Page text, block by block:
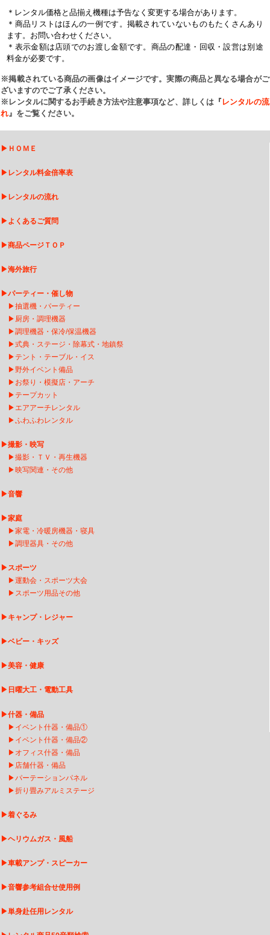
＊レンタル価格と品揃え機種は予告なく変更する場合があります。
＊商品リストはほんの一例です。掲載されていないものもたくさんあり
ます。お問い合わせください。
＊表示金額は店頭でのお渡し金額です。商品の配達・回収・設営は別途
料金が必要です。
※掲載されている商品の画像はイメージです。実際の商品と異なる場合がご
ざいますのでご了承ください。
※レンタルに関するお手続き方法や注意事項など、詳しくは『 レンタルの流
れ』をご覧ください。
▶ ＨＯＭＥ
▶ レンタル料金倍率表
▶ レンタルの流れ
▶よくあるご質問
▶商品ページＴＯＰ
▶海外旅行
▶パーティー・催し物
▶抽選機・パーティー
▶ 厨房・調理機器
▶調理機器・保冷/保温機器
▶式典・ステージ・除幕式・地鎮祭
▶ テント・テーブル・イス
▶野外イベント備品
▶ お祭り・模擬店・アーチ
▶ テープカット
▶ エアアーチレンタ ル
▶ふわふわレンタル
▶撮影・映写
▶撮影・ＴＶ・再生機器
▶映写関連・その他
▶音響
▶家庭
▶家電・冷暖房機器・寝具
▶調理器具・その他
▶スポーツ
▶運動会・スポーツ大会
▶ スポーツ用品その他
▶キャンプ・レジャー
▶ベビー・キッズ
▶美容・健康
▶ 日曜大工・電動工具
▶什器・備品
▶ イベント什器・備品①
▶ イベント什器・備品②
▶ オフィス什器・備品
▶ 店舗什器・備品
▶パーテーションパネル
▶折り畳みアルミステージ
▶着ぐるみ
▶ヘリウムガス・風船
▶車載アンプ・スピーカー
▶音響参考組合せ使用例
▶単身赴任用レンタル